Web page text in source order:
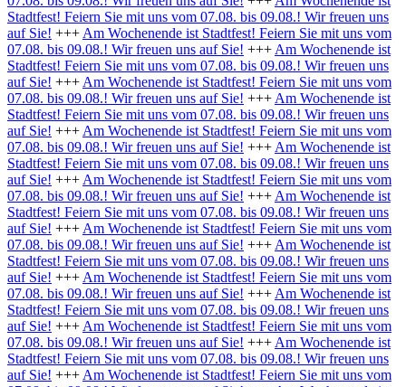
Stadtfest! Feiern Sie mit uns vom 07.08. bis 09.08.! Wir freuen uns
auf Sie! +++ Am Wochenende ist Stadtfest! Feiern Sie mit uns vom
07.08. bis 09.08.! Wir freuen uns auf Sie! +++ Am Wochenende ist
Stadtfest! Feiern Sie mit uns vom 07.08. bis 09.08.! Wir freuen uns
auf Sie! +++ Am Wochenende ist Stadtfest! Feiern Sie mit uns vom
07.08. bis 09.08.! Wir freuen uns auf Sie! +++ Am Wochenende ist
Stadtfest! Feiern Sie mit uns vom 07.08. bis 09.08.! Wir freuen uns
auf Sie! +++ Am Wochenende ist Stadtfest! Feiern Sie mit uns vom
07.08. bis 09.08.! Wir freuen uns auf Sie! +++ Am Wochenende ist
Stadtfest! Feiern Sie mit uns vom 07.08. bis 09.08.! Wir freuen uns
auf Sie! +++ Am Wochenende ist Stadtfest! Feiern Sie mit uns vom
07.08. bis 09.08.! Wir freuen uns auf Sie! +++ Am Wochenende ist
Stadtfest! Feiern Sie mit uns vom 07.08. bis 09.08.! Wir freuen uns
auf Sie! +++ Am Wochenende ist Stadtfest! Feiern Sie mit uns vom
07.08. bis 09.08.! Wir freuen uns auf Sie! +++ Am Wochenende ist
Stadtfest! Feiern Sie mit uns vom 07.08. bis 09.08.! Wir freuen uns
auf Sie! +++ Am Wochenende ist Stadtfest! Feiern Sie mit uns vom
07.08. bis 09.08.! Wir freuen uns auf Sie! +++ Am Wochenende ist
Stadtfest! Feiern Sie mit uns vom 07.08. bis 09.08.! Wir freuen uns
auf Sie! +++ Am Wochenende ist Stadtfest! Feiern Sie mit uns vom
07.08. bis 09.08.! Wir freuen uns auf Sie! +++ Am Wochenende ist
Stadtfest! Feiern Sie mit uns vom 07.08. bis 09.08.! Wir freuen uns
auf Sie! +++ Am Wochenende ist Stadtfest! Feiern Sie mit uns vom